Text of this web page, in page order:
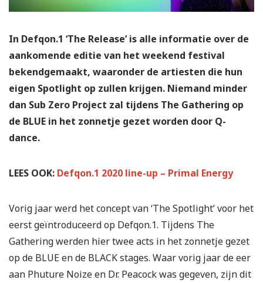
In Defqon.1 ‘The Release’ is alle informatie over de
aankomende editie van het weekend festival
bekendgemaakt, waaronder de artiesten die hun
eigen Spotlight op zullen krijgen. Niemand minder
dan Sub Zero Project zal tijdens The Gathering op
de BLUE in het zonnetje gezet worden door Q-
dance.
LEES OOK: Defqon.1 2020 line-up – Primal Energy
Vorig jaar werd het concept van ‘The Spotlight’ voor het
eerst geïntroduceerd op Defqon.1. Tijdens The
Gathering werden hier twee acts in het zonnetje gezet
op de BLUE en de BLACK stages. Waar vorig jaar de eer
aan Phuture Noize en Dr. Peacock was gegeven, zijn dit